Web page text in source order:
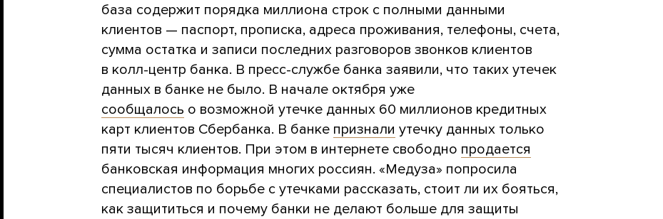
база содержит порядка миллиона строк с полными данными
клиентов — паспорт, прописка, адреса проживания, телефоны, счета,
сумма остатка и записи последних разговоров звонков клиентов
в колл-центр банка. В пресс-службе банка заявили, что таких утечек
данных в банке не было. В начале октября уже
сообщалось о возможной утечке данных 60 миллионов кредитных
карт клиентов Сбербанка. В банке признали утечку данных только
пяти тысяч клиентов. При этом в интернете свободно продается
банковская информация многих россиян. «Медуза» попросила
специалистов по борьбе с утечками рассказать, стоит ли их бояться,
как защититься и почему банки не делают больше для защиты